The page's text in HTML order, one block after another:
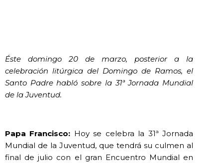
Éste domingo 20 de marzo, posterior a la
celebración litúrgica del Domingo de Ramos, el
Santo Padre habló sobre la 31ª Jornada Mundial
de la Juventud.
Papa Francisco: Hoy se celebra la 31ª Jornada
Mundial de la Juventud, que tendrá su culmen al
final de julio con el gran Encuentro Mundial en